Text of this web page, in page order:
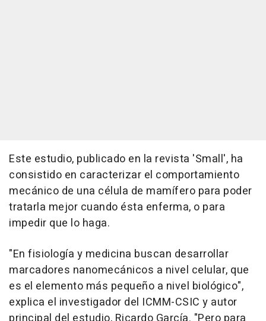
Este estudio, publicado en la revista 'Small', ha
consistido en caracterizar el comportamiento
mecánico de una célula de mamífero para poder
tratarla mejor cuando ésta enferma, o para
impedir que lo haga.
"En fisiología y medicina buscan desarrollar
marcadores nanomecánicos a nivel celular, que
es el elemento más pequeño a nivel biológico",
explica el investigador del ICMM-CSIC y autor